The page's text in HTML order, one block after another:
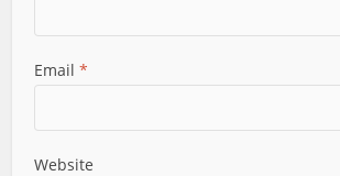
Email*
Website